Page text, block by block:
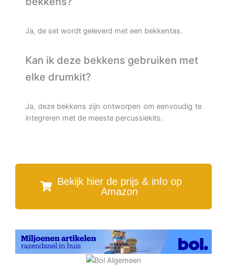
Ja, de set wordt geleverd met een bekkentas.
Kan ik deze bekkens gebruiken met
elke drumkit?
Ja, deze bekkens zijn ontworpen om eenvoudig te
integreren met de meeste percussiekits.
Bekijk hier de prijs & info op
Amazon